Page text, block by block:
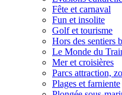
Fête et carnaval
Fun et insolite
Golf et tourisme
Hors des sentiers
Le Monde du
Mer et croisières
Parcs attraction,
Plages et farniente